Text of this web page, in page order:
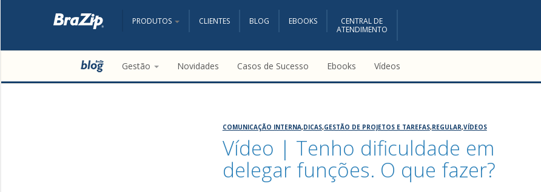
PRODUTOS CLIENTES BLOG EBOOKS
CENTRAL DE
ATENDIMENTO
Gestão Novidades Casos de Sucesso Ebooks Vídeos
COMUNICAÇÃO INTERNA,DICAS,GESTÃO DE PROJETOS E TAREFAS,REGULAR,VÍDEOS
Vídeo | Tenho dificuldade em
delegar funções. O que fazer?